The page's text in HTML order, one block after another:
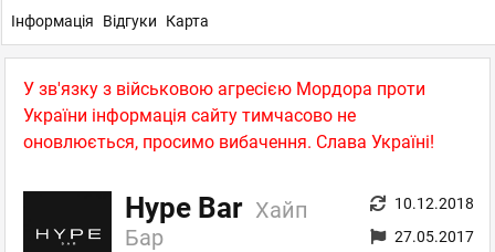
У зв'язку з військовою агресією Мордора проти
України інформація сайту тимчасово не
оновлюється, просимо вибачення. Слава Україні!
Hype Bar Хайп
Бар
10.12.2018
27.05.2017
Інформація Відгуки Карта